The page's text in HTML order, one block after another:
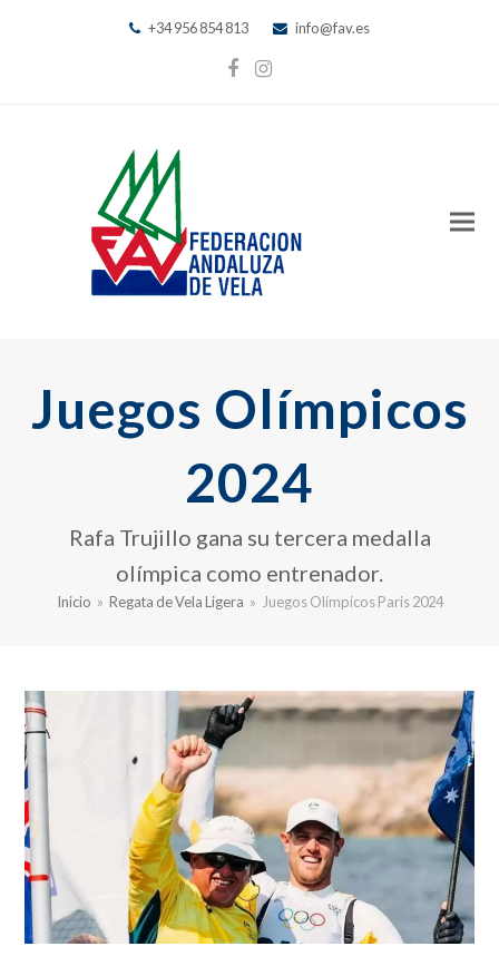
+34 956 854 813 info@fav.es
Facebook
Instagram
Juegos Olímpicos
2024
Rafa Trujillo gana su tercera medalla
olímpica como entrenador.
Inicio » Regata de Vela Ligera » Juegos Olímpicos Paris 2024